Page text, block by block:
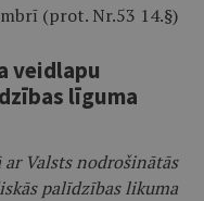
(prot. Nr.53 14.§)
veidlapu
līguma
Valsts nodrošinātās
palīdzības likuma